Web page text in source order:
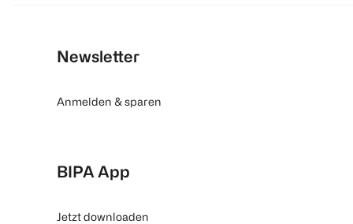
Newsletter
Anmelden & sparen
BIPA App
Jetzt downloaden